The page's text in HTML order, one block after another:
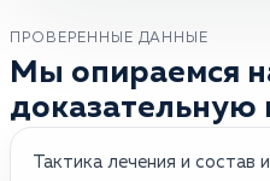
ПРОВЕРЕННЫЕ ДАННЫЕ
Мы опираемся
доказательную
Тактика лечения и состав